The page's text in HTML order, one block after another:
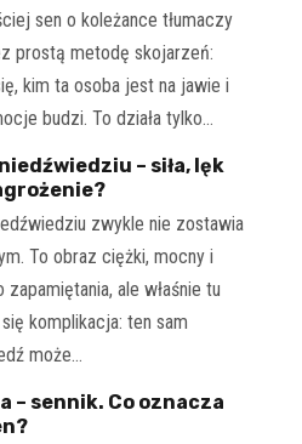
sen o koleżance tłumaczy
prostą metodę skojarzeń:
kim ta osoba jest na jawie i
budzi. To działa tylko…
– siła, lęk
zwykle nie zostawia
To obraz ciężki, mocny i
zapamiętania, ale właśnie tu
komplikacja: ten sam
może…
– sennik. Co oznacza